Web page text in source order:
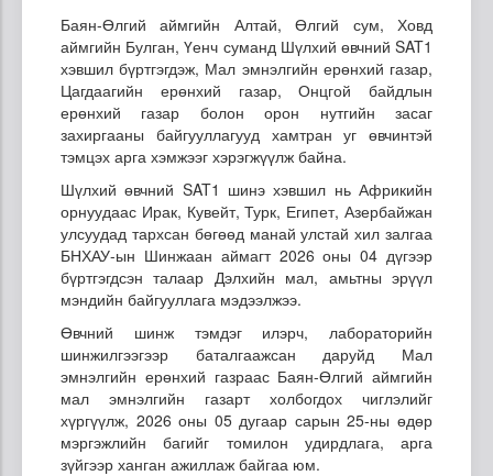
Баян-Өлгий аймгийн Алтай, Өлгий сум, Ховд
аймгийн Булган, Үенч суманд Шүлхий өвчний SAT1
хэвшил бүртгэгдэж, Мал эмнэлгийн ерөнхий газар,
Цагдаагийн ерөнхий газар, Онцгой байдлын
ерөнхий газар болон орон нутгийн засаг
захиргааны байгууллагууд хамтран уг өвчинтэй
тэмцэх арга хэмжээг хэрэгжүүлж байна.
Шүлхий өвчний SAT1 шинэ хэвшил нь Африкийн
орнуудаас Ирак, Кувейт, Турк, Египет, Азербайжан
улсуудад тархсан бөгөөд манай улстай хил залгаа
БНХАУ-ын Шинжаан аймагт 2026 оны 04 дүгээр
бүртгэгдсэн талаар Дэлхийн мал, амьтны эрүүл
мэндийн байгууллага мэдээлжээ.
Өвчний шинж тэмдэг илэрч, лабораторийн
шинжилгээгээр баталгаажсан даруйд Мал
эмнэлгийн ерөнхий газраас Баян-Өлгий аймгийн
мал эмнэлгийн газарт холбогдох чиглэлийг
хүргүүлж, 2026 оны 05 дугаар сарын 25-ны өдөр
мэргэжлийн багийг томилон удирдлага, арга
зүйгээр ханган ажиллаж байгаа юм.